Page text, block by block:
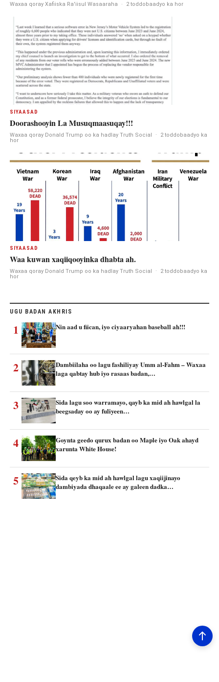
Waxaa qoray Xafiiska Ra'iisul Wasaaraha · 2 toddobaadyo ka hor
SIYAASAD
Doorashooyin La Musuqmaasuqay!!!
Waxaa qoray Donald Trump oo ka hadlay Truth Social ·
2 toddobaadyo ka
hor
SIYAASAD
Waa kuwan xaqiiqooyinka dhabta ah.
Waxaa qoray Donald Trump oo ka hadlay Truth Social ·
2 toddobaadyo ka
hor
UGU BADAN AKHRIS
1 Nin aad u fiican, iyo ciyaaryahan baseball ah!!!
2
Dambiilaha oo lagu fashiliyay Umm al-Fahm – Waxaa
laga qabtay hub iyo rasaas badan,…
3
Sida lagu soo warramayo, qayb ka mid ah hawlgal la
beegsaday oo ay fuliyeen…
4
Goynta geedo qurux badan oo Maple iyo Oak ahayd
xarunta White House!
5
Sida qeyb ka mid ah hawlgal lagu xaqiijinayo
dambiyada dhaqaale ee ay galeen dadka…